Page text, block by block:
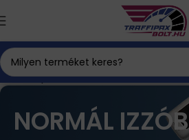
Kezdőlap Xenon izzó Normál
NORMÁL